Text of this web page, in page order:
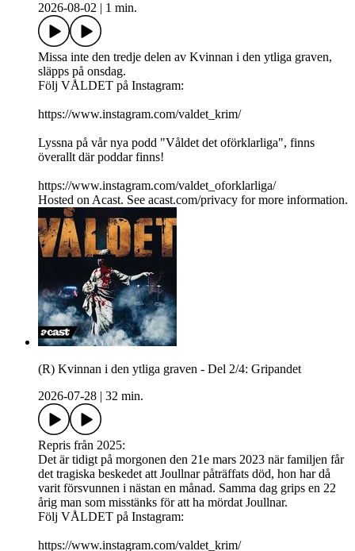
2026-08-02
1 min.
Missa inte den tredje delen av Kvinnan i den ytliga graven,
släpps på onsdag.
Följ VÅLDET på Instagram:
https://www.instagram.com/valdet_krim/
Lyssna på vår nya podd "Våldet det oförklarliga", finns
överallt där poddar finns!
https://www.instagram.com/valdet_oforklarliga/
Hosted on Acast. See acast.com/privacy for more information.
(R) Kvinnan i den ytliga graven - Del 2/4: Gripandet
2026-07-28
32 min.
Repris från 2025:
Det är tidigt på morgonen den 21e mars 2023 när familjen får
det tragiska beskedet att Joullnar påträffats död, hon har då
varit försvunnen i nästan en månad. Samma dag grips en 22
årig man som misstänks för att ha mördat Joullnar.
Följ VÅLDET på Instagram:
https://www.instagram.com/valdet_krim/